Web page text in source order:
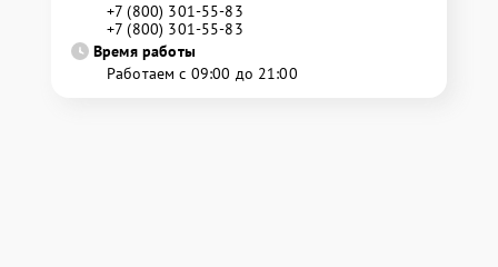
+7 (800) 301-55-83
+7 (800) 301-55-83
Время работы
Работаем с 09:00 до 21:00